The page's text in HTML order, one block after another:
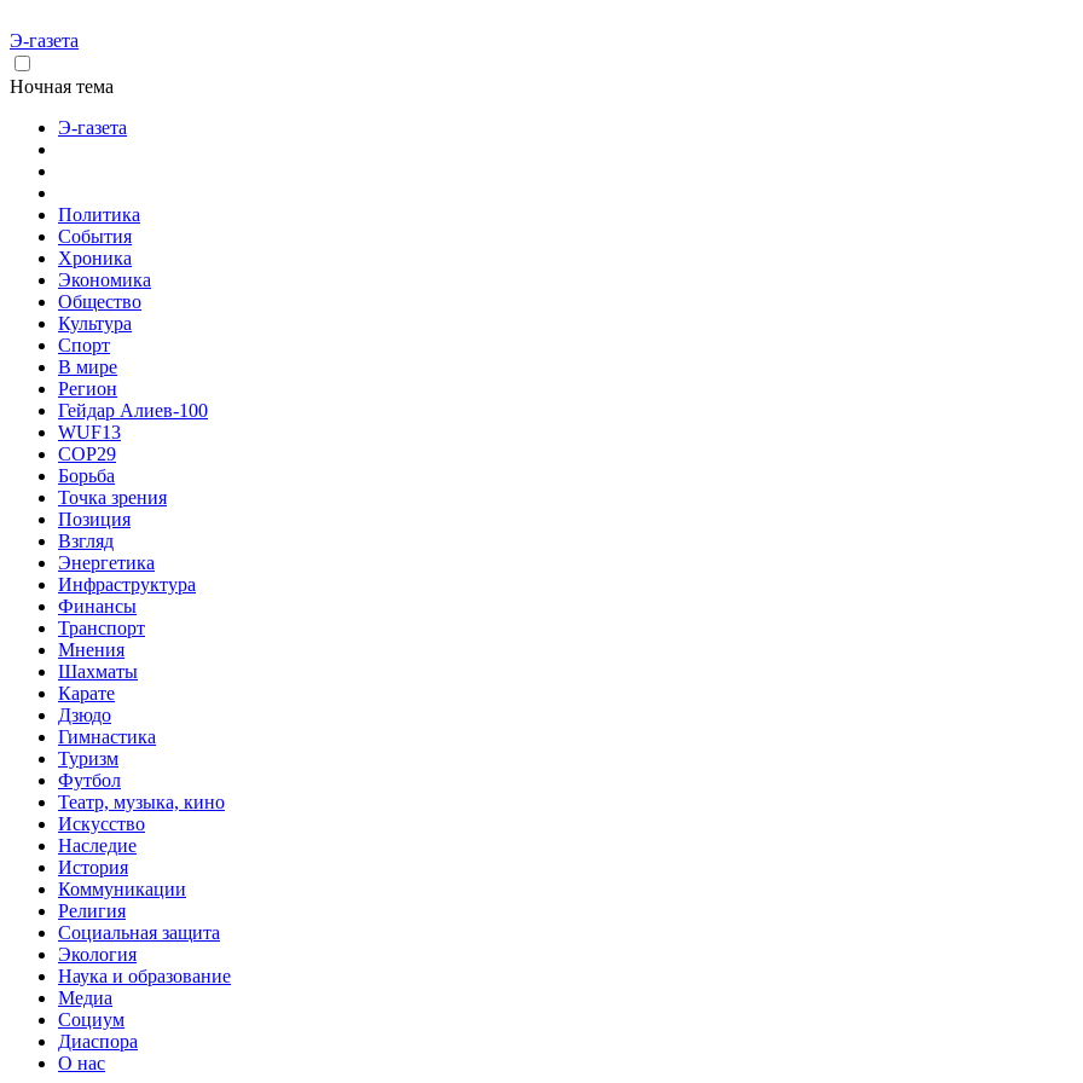
Э-газета
Ночная тема
Э-газета
Политика
События
Хроника
Экономика
Общество
Культура
Спорт
В мире
Регион
Гейдар Алиев-100
WUF13
COP29
Борьба
Точка зрения
Позиция
Взгляд
Энергетика
Инфраструктура
Финансы
Транспорт
Мнения
Шахматы
Карате
Дзюдо
Гимнастика
Туризм
Футбол
Театр, музыка, кино
Искусство
Наследие
История
Коммуникации
Религия
Социальная защита
Экология
Наука и образование
Медиа
Социум
Диаспора
О нас